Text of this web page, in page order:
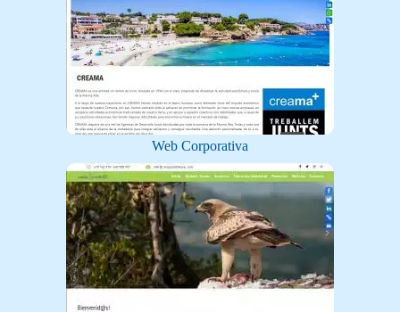
Web Corporativa